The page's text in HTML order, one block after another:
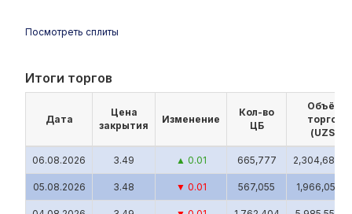
Посмотреть сплиты
Итоги торгов
Дата
Цена
закрытия
Изменение
Кол-во
ЦБ
Объём
торгов
(UZS)
06.08.2026 3.49 ▲ 0.01 665,777
05.08.2026 3.48 ▼ 0.01 567,055